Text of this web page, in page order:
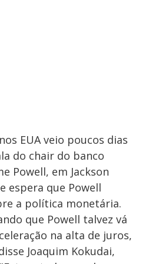
EUA veio poucos dias
do chair do banco
Powell, em Jackson
espera que Powell
a política monetária.
que Powell talvez vá
na alta de juros,
Joaquim Kokudai,